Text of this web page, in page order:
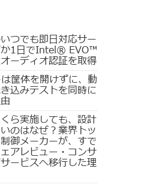
つでも即日対応サー
か1日でIntel® EVO™
ーディオ認証を取得
筐体を開けずに、動
込みテストを同時に
ら実施しても、設計
のはなぜ？業界トッ
御メーカーが、すで
アレビュー・コンサ
ービスへ移行した理